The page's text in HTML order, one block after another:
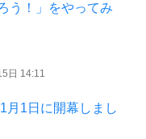
う！」をやってみ
日 14:11
月1日に開幕しまし